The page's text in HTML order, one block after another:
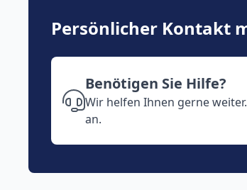
Persönlicher Kontakt
Benötigen Sie Hilfe?
Wir helfen Ihnen gerne
an.